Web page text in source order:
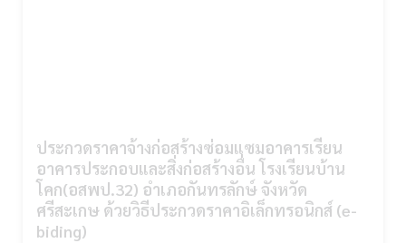
ประกวดราคาจ้างก่อสร้างซ่อมแซมอาคารเรียน
อาคารประกอบและสิ่งก่อสร้างอื่น โรงเรียนบ้าน
โคก(อสพป.32) อำเภอกันทรลักษ์ จังหวัด
ศรีสะเกษ ด้วยวิธีประกวดราคาอิเล็กทรอนิกส์ (e-
biding)